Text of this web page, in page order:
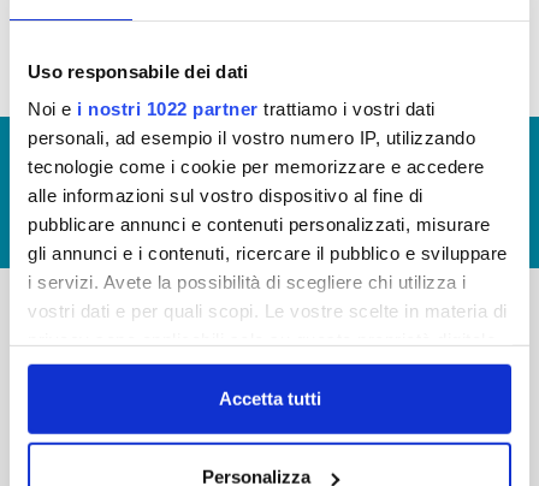
Uso responsabile dei dati
Noi e i nostri 1022 partner trattiamo i vostri dati
personali, ad esempio il vostro numero IP, utilizzando
tecnologie come i cookie per memorizzare e accedere
alle informazioni sul vostro dispositivo al fine di
pubblicare annunci e contenuti personalizzati, misurare
gli annunci e i contenuti, ricercare il pubblico e sviluppare
i servizi. Avete la possibilità di scegliere chi utilizza i
vostri dati e per quali scopi. Le vostre scelte in materia di
in cui avete effettuato le vostre scelte. È possibile
modificare o revocare il proprio consenso in qualsiasi
momento dalla Dichiarazione sui cookie o facendo clic
Accetta tutti
Personalizza
© Copyright 2017 - 2026
GLOSSARIO
GIUDICA IL SERVIZIO
LAVORA CON NOI
-
50126 Fi
-
FAQ
PRIVACY POLICY
NOTE LEGALI